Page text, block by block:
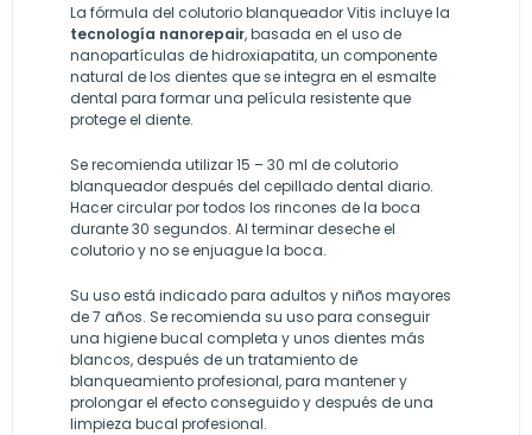
La fórmula del colutorio blanqueador Vitis incluye la
tecnología nanorepair, basada en el uso de
nanopartículas de hidroxiapatita, un componente
natural de los dientes que se integra en el esmalte
dental para formar una película resistente que
protege el diente.
Se recomienda utilizar 15 – 30 ml de colutorio
blanqueador después del cepillado dental diario.
Hacer circular por todos los rincones de la boca
durante 30 segundos. Al terminar deseche el
colutorio y no se enjuague la boca.
Su uso está indicado para adultos y niños mayores
de 7 años. Se recomienda su uso para conseguir
una higiene bucal completa y unos dientes más
blancos, después de un tratamiento de
blanqueamiento profesional, para mantener y
prolongar el efecto conseguido y después de una
limpieza bucal profesional.